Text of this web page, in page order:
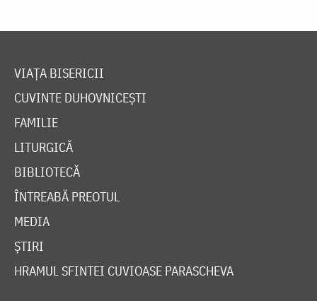
VIAȚA BISERICII
CUVINTE DUHOVNICEȘTI
FAMILIE
LITURGICĂ
BIBLIOTECĂ
ÎNTREABĂ PREOTUL
MEDIA
ȘTIRI
HRAMUL SFINTEI CUVIOASE PARASCHEVA